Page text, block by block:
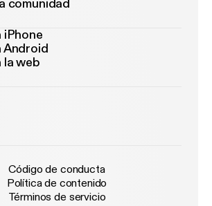
comunidad
iPhone
Android
la web
Código de conducta
Política de contenido
Términos de servicio